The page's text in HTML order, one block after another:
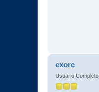
exorc
Usuario Completo